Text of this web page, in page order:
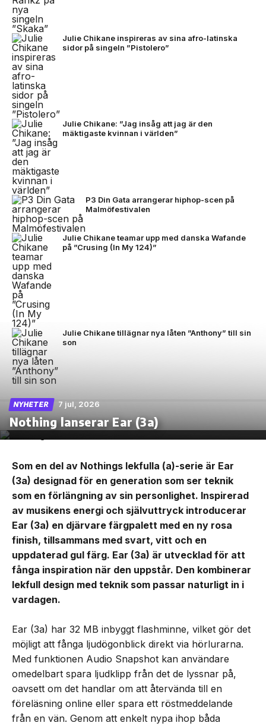
Julie Chikane inspireras av sina afro-latinska
sidor på singeln ”Pistolero”
Julie Chikane: ”Jag insåg att jag är den
mäktigaste kvinnan i världen”
P3 Din Gata arrangerar hiphop-scen på
Malmöfestivalen
Julie Chikane teamar upp med danska Wafande
på ”Crusing (In My 124)”
Julie Chikane tillägnar nya låten ”Anthony” till sin
son
NYHETER 7 jul, 2026
Nothing lanserar Ear (3a)
Som en del av Nothings lekfulla (a)-serie är Ear
(3a) designad för en generation som ser teknik
som en förlängning av sin personlighet. Inspirerad
av musikens energi och självuttryck introducerar
Ear (3a) en djärvare färgpalett med en ny rosa
finish, tillsammans med svart, vitt och en
uppdaterad gul färg. Ear (3a) är utvecklad för att
fånga inspiration när den uppstår. Den kombinerar
lekfull design med teknik som passar naturligt in i
vardagen.
Ear (3a) har 32 MB inbyggt flashminne, vilket gör det
möjligt att fånga ljudögonblick direkt via hörlurarna.
Med funktionen Audio Snapshot kan användare
omedelbart spara ljudklipp från det de lyssnar på,
oavsett om det handlar om att återvända till en
föreläsning online eller spara ett röstmeddelande
från en vän. Genom att enkelt nypa ihop båda